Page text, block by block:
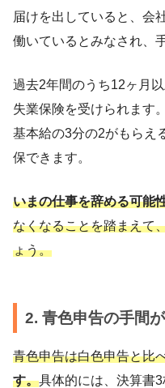
届けを出していると、会
働いているとみなされ、
過去2年間のうち12ヶ月
失業保険を受けられます
基本給の3分の2がもらえ
保できます。
いまの仕事を辞める可能
なくなることを踏まえて
ょう。
2. 青色申告の手間
青色申告は白色申告と比
す。具体的には、決算書